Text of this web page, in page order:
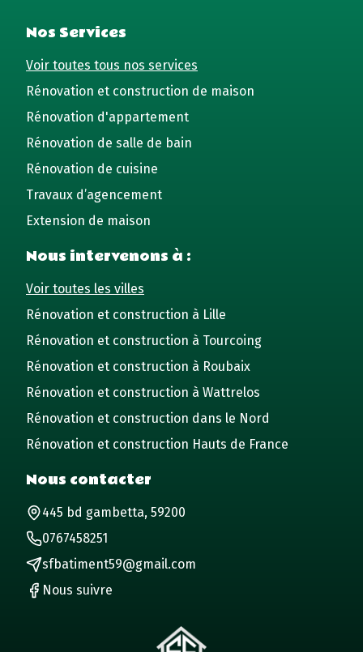
Nos Services
Voir toutes tous nos services
Rénovation et construction de maison
Rénovation d'appartement
Rénovation de salle de bain
Rénovation de cuisine
Travaux d’agencement
Extension de maison
Nous intervenons à :
Voir toutes les villes
Rénovation et construction à Lille
Rénovation et construction à Tourcoing
Rénovation et construction à Roubaix
Rénovation et construction à Wattrelos
Rénovation et construction dans le Nord
Rénovation et construction Hauts de France
Nous contacter
445 bd gambetta, 59200
0767458251
sfbatiment59@gmail.com
Nous suivre